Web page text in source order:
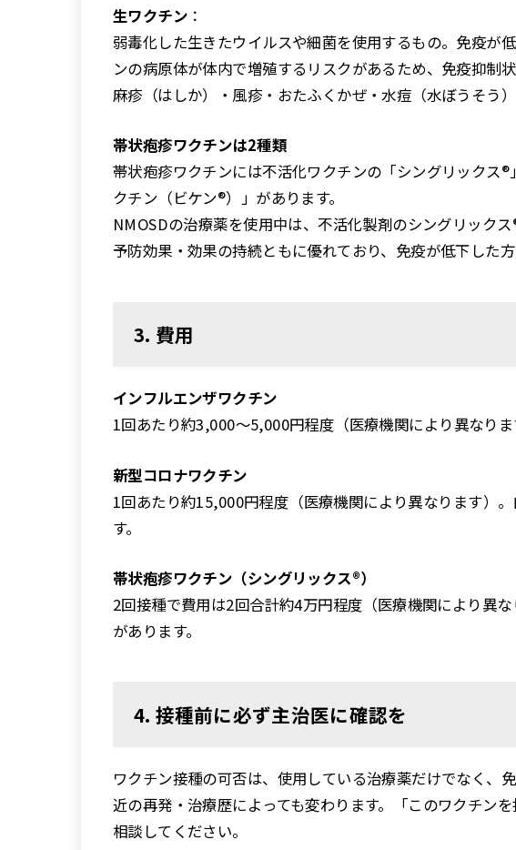
生ワクチン ：
弱毒化した生きたウイルスや細菌を使用するもの。免疫が
ンの病原体が体内で増殖するリスクがあるため、免疫抑制
麻疹（はしか）・風疹・おたふくかぜ・水痘（水ぼうそう
帯状疱疹ワクチンは2種類
帯状疱疹ワクチンには不活化ワクチンの「シングリックス
クチン（ビケン®）」があります。
NMOSDの治療薬を使用中は、不活化製剤のシングリック
予防効果・効果の持続ともに優れており、免疫が低下した
3. 費用
インフルエンザワクチン
1回あたり約3,000〜5,000円程度（医療機関により異なりま
新型コロナワクチン
1回あたり約15,000円程度（医療機関により異なります）
す。
帯状疱疹ワクチン（シングリックス®）
2回接種で費用は2回合計約4万円程度（医療機関により異
があります。
4. 接種前に必ず主治医に確認を
ワクチン接種の可否は、使用している治療薬だけでなく、
近の再発・治療歴によっても変わります。「このワクチン
相談してください。